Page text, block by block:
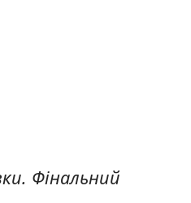
Фінальний